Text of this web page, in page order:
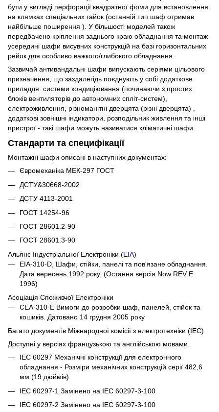
бути у вигляді перфорації квадратної фоми для встановлення
на клямках спеціальних гайок (останній тип шаф отримав
найбільше поширення ). У більшості моделей також
передбачено кріплення заднього краю обладнання та монтаж
усередині шафи висувних конструкцій на базі горизонтальних
рейок для особливо важкого/глибокого обладнання.
Зазвичай антивандальні шафи випускають серіями цільового
призначення, що заздалегідь поєднують у собі додаткове
приладдя: системи кондиціювання (починаючи з простих
блоків вентиляторів до автономних спліт-систем),
електроживлення, різноманітні дверцята (різні дверцята) ,
додаткові зовнішні індикатори, розподільник живлення та інші
пристрої - такі шафи можуть називатися кліматичні шафи.
Стандарти та специфікації
Монтажні шафи описані в наступних документах:
Євромеханіка МЕК-297 ГОСТ
ДСТУ&30668-2002
ДСТУ 4113-2001
ГОСТ 14254-96
ГОСТ 28601.2-90
ГОСТ 28601.3-90
Альянс Індустріальної Електроніки (EIA)
EIA-310-D, Шафи, стійки, панелі та пов'язане обладнання.
Дата вересень 1992 року. (Остання версія Now REV E
1996)
Асоціація Споживчої Електроніки
CEA-310-E Вимоги до розробки шаф, панелей, стійок та
кошиків. Датовано 14 грудня 2005 року
Багато документів Міжнародної комісії з електротехніки (IEC)
Доступні у версіях французькою та англійською мовами.
IEC 60297 Механічні конструкції для електронного
обладнання - Розміри механічних конструкцій серії 482,6
мм (19 дюймів)
IEC 60297-1 Замінено на IEC 60297-3-100
IEC 60297-2 Замінено на IEC 60297-3-100